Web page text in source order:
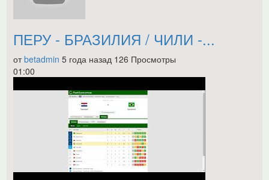
ПЕРУ - БРАЗИЛИЯ / ЧИЛИ -...
отbetadmin 5 года назад 126 Просмотры
01:00